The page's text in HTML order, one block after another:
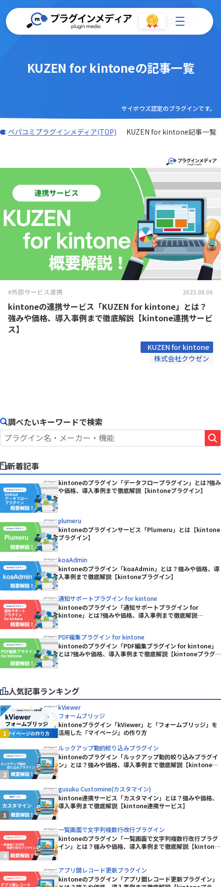
KUZEN for kintoneの記事一覧
サイボウズ認定のプラグインです。
ペパコミプラグインメディア(TOP) KUZEN for kintone記事一覧
#外部サービス連携 2025.08.06
kintoneの連携サービス「KUZEN for kintone」とは？
強みや価格、導入事例まで徹底解説【kintone連携サービ
ス】
KUZEN for kintone
株式会社クウゼン
調べたいキーワードで検索
新着記事
kintoneのプラグイン「データフロープラグイン」とは?強み
や価格、導入事例まで徹底解説【kintoneプラグイン】
plumeru
kintoneのプラグインサービス「Plumeru」とは【kintone
プラグイン】
koaAdmin
kintoneのプラグイン「koaAdmin」とは？強みや価格、導
入事例まで徹底解説【kintoneプラグイン】
通知サポートプラグイン for kintone
kintoneのプラグイン「通知サポートプラグイン for
kintone」とは?強みや価格、導入事例まで徹底解説
PDF編集プラグイン for kintone
kintoneのプラグイン「PDF編集プラグイン for kintone」
とは?強みや価格、導入事例まで徹底解説【kintoneプラグイ
人気記事ランキング
kViewer
フォームブリッジ
kintoneプラグイン「kViewer」と「フォームブリッジ」を
活用した『マイページ』の作り方
ルックアップ動的絞り込みプラグイン
kintoneのプラグイン「ルックアップ動的絞り込みプラグイ
ン」とは？強みや価格、導入事例まで徹底解説【kintoneプ
gusuku Customine(カスタマイン)
kintone連携サービス「カスタマイン」とは？強みや価格、
導入事例まで徹底解説【kintone連携サービス】
一覧画面で文字列複数行改行プラグイン
kintoneのプラグイン「一覧画面で文字列複数行改行プラグ
イン」とは？強みや価格、導入事例まで徹底解説【kintone
アプリ間レコード更新プラグイン
kintoneのプラグイン「アプリ間レコード更新プラグイン」